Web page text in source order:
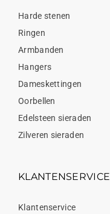
Harde stenen
Ringen
Armbanden
Hangers
Dameskettingen
Oorbellen
Edelsteen sieraden
Zilveren sieraden
KLANTENSERVICE
Klantenservice